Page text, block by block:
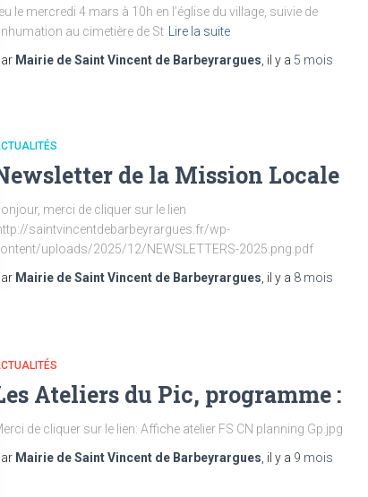
le mercredi 4 mars à 10h en l’église du village, suivie de
au cimetière de St
Lire la suite
Mairie de Saint Vincent de Barbeyrargues , il y a 5 mois
de la Mission Locale
merci de cliquer sur le lien
saintvincentdebarbeyrargues.fr/wp-
uploads/2025/12/NEWSLETTERS-2025.png.pdf
Mairie de Saint Vincent de Barbeyrargues , il y a 8 mois
Ateliers du Pic, programme :
de cliquer sur le lien: Affiche atelier FS CN planning Gp.jpg
Mairie de Saint Vincent de Barbeyrargues, il y a 9 mois